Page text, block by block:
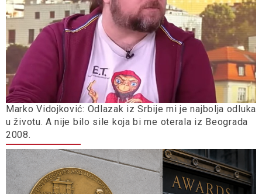
Marko Vidojković: Odlazak iz Srbije mi je najbolja odluka
u životu. A nije bilo sile koja bi me oterala iz Beograda
2008.